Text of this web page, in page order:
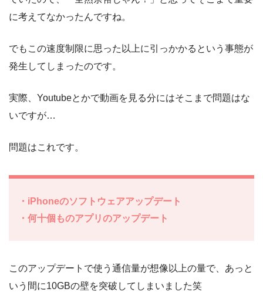
に考えてなかったんですね。
でもこの速度制限に思った以上に引っかかるという事態が
発生してしまったのです。
実際、Youtubeとかで動画を見る分にはそこまで問題はな
いですが…
問題はこれです。
・iPhoneのソフトウェアアップデート
・何十個ものアプリのアップデート
このアップデートで使う通信量が想像以上の量で、あっと
いう間に10GBの壁を突破してしまいました笑